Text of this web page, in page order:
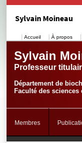
Sylvain Moineau
Accueil À propos
Sylvain
Professeur
Département de
Faculté des sciences
Membres